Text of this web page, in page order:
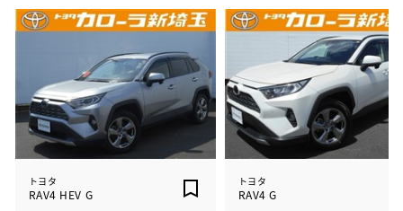
トヨタ
RAV4 HEV G
トヨタ
RAV4 G